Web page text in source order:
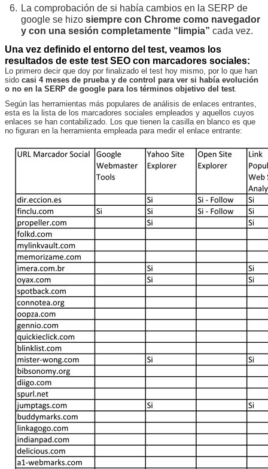
La comprobación de si había cambios en la SERP de
google se hizo siempre con Chrome como navegador
y con una sesión completamente “limpia” cada vez.
Una vez definido el entorno del test, veamos los
resultados de este test SEO con marcadores sociales:
Lo primero decir que doy por finalizado el test hoy mismo, por lo que han
sido casi 4 meses de prueba y de control para ver si había evolución
o no en la SERP de google para los términos objetivo del test.
Según las herramientas más populares de análisis de enlaces entrantes,
esta es la lista de los marcadores sociales empleados y aquellos cuyos
enlaces se han contabilizado. Los que tienen la casilla en blanco es que
no figuran en la herramienta empleada para medir el enlace entrante: